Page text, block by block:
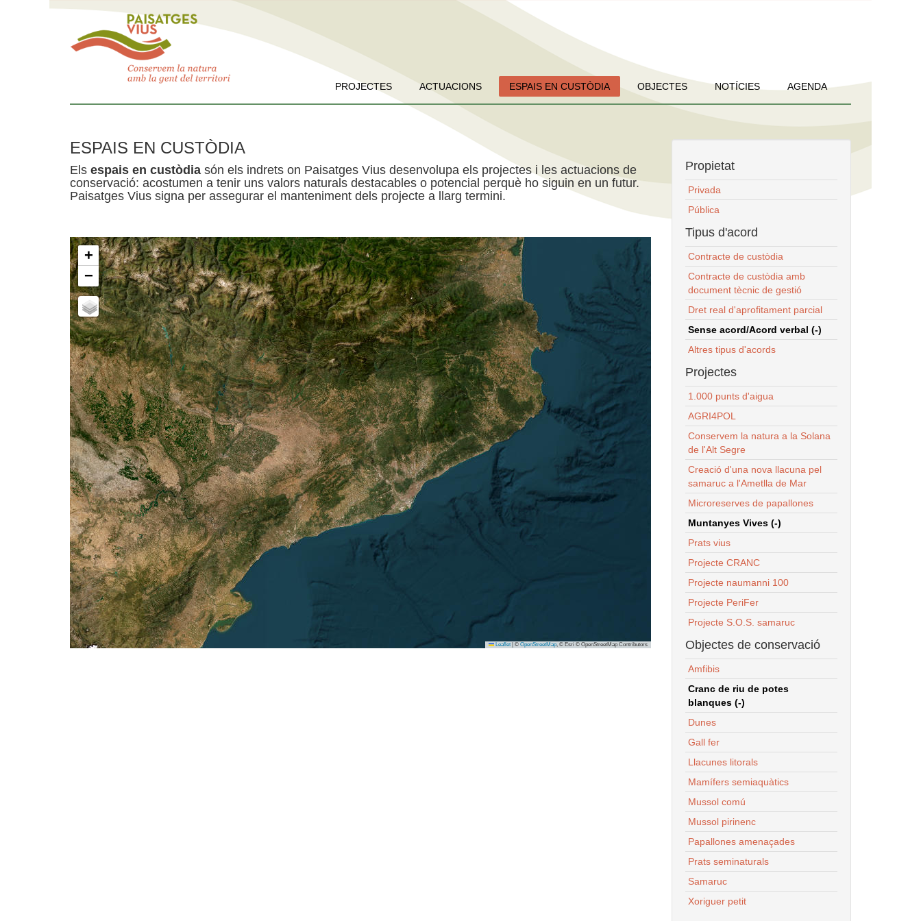
PROJECTES ACTUACIONS ESPAIS EN CUSTÒDIA OBJECTES NOTÍCIES AGENDA
ESPAIS EN CUSTÒDIA
Els espais en custòdia són els indrets on Paisatges Vius desenvolupa els projectes i les actuacions de
conservació: acostumen a tenir uns valors naturals destacables o potencial perquè ho siguin en un futur.
Paisatges Vius signa per assegurar el manteniment dels projecte a llarg termini.
+
−
Leaflet © OpenStreetMap, © Esri © OpenStreetMap Contributors
Propietat
Privada
Pública
Tipus d'acord
Contracte de custòdia
Contracte de custòdia amb
document tècnic de gestió
Dret real d'aprofitament parcial
Sense acord/Acord verbal (-)
Altres tipus d'acords
Projectes
1.000 punts d'aigua
AGRI4POL
Conservem la natura a la Solana
de l'Alt Segre
Creació d'una nova llacuna pel
samaruc a l'Ametlla de Mar
Microreserves de papallones
Muntanyes Vives (-)
Prats vius
Projecte CRANC
Projecte naumanni 100
Projecte PeriFer
Projecte S.O.S. samaruc
Objectes de conservació
Amfibis
Cranc de riu de potes
blanques (-)
Dunes
Gall fer
Llacunes litorals
Mamífers semiaquàtics
Mussol comú
Mussol pirinenc
Papallones amenaçades
Prats seminaturals
Samaruc
Xoriguer petit